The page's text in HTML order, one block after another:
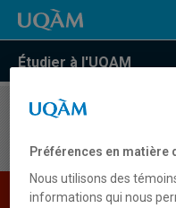
Étudier à l'UQAM
Aucun résultat
Le sigle de
Préférences en matière
Nous utilisons des
informations qui nous